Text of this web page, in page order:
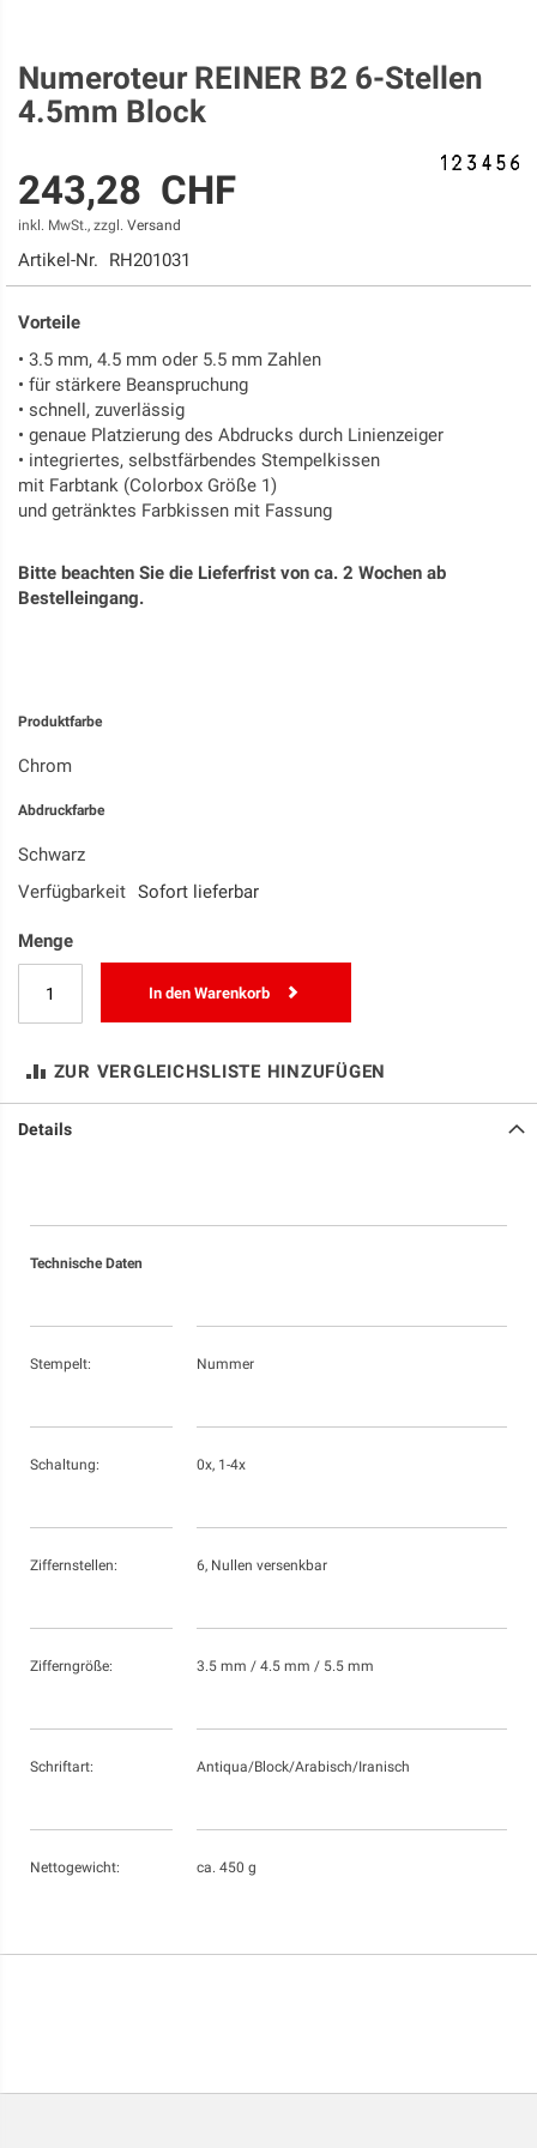
Zum
Anfang
der
springen
Numeroteur REINER B2 6-Stellen
4.5mm Block
243,28 CHF
inkl. MwSt., zzgl. Versand
Artikel-Nr. RH201031
Vorteile
• 3.5 mm, 4.5 mm oder 5.5 mm Zahlen
• für stärkere Beanspruchung
• schnell, zuverlässig
• genaue Platzierung des Abdrucks durch Linienzeiger
• integriertes, selbstfärbendes Stempelkissen
mit Farbtank (Colorbox Größe 1)
und getränktes Farbkissen mit Fassung
Bitte beachten Sie die Lieferfrist von ca. 2 Wochen ab
Bestelleingang.
Produktfarbe
Chrom
Abdruckfarbe
Schwarz
Verfügbarkeit Sofort lieferbar
Menge
In den Warenkorb
ZUR VERGLEICHSLISTE HINZUFÜGEN
Details
Technische Daten
Stempelt: Nummer
Schaltung: 0x, 1-4x
Ziffernstellen: 6, Nullen versenkbar
Zifferngröße: 3.5 mm / 4.5 mm / 5.5 mm
Schriftart: Antiqua/Block/Arabisch/Iranisch
Nettogewicht: ca. 450 g